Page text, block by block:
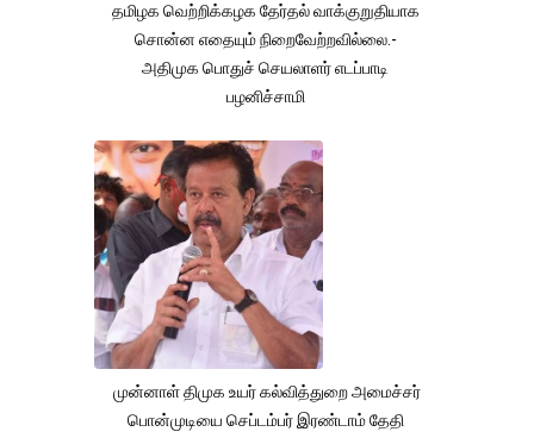
தமிழக வெற்றிக்கழக தேர்தல் வாக்குறுதியாக
சொன்ன எதையும் நிறைவேற்றவில்லை.-
அதிமுக பொதுச் செயலாளர் எடப்பாடி
பழனிச்சாமி
முன்னாள் திமுக உயர் கல்வித்துறை அமைச்சர்
பொன்முடியை செப்டம்பர் இரண்டாம் தேதி